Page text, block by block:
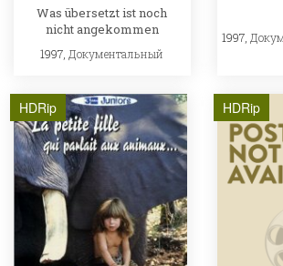
Was übersetzt ist noch
nicht angekommen
1997, Документальный
1997,
HDRip HDRip